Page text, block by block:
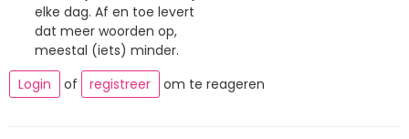
elke dag. Af en toe levert
dat meer woorden op,
meestal (iets) minder.
Login
of registreer om te reageren